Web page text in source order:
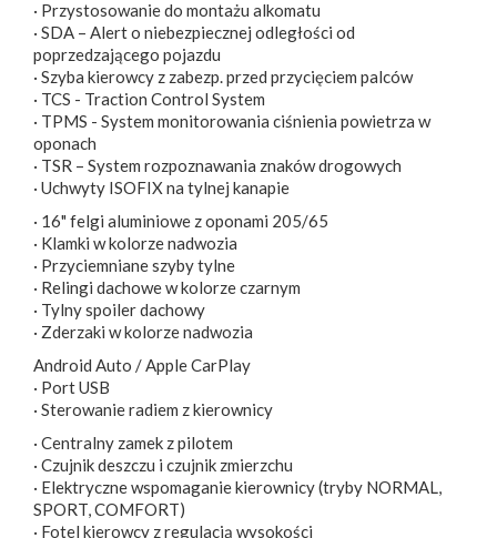
· Przystosowanie do montażu alkomatu
· SDA – Alert o niebezpiecznej odległości od
poprzedzającego pojazdu
· Szyba kierowcy z zabezp. przed przycięciem palców
· TCS - Traction Control System
· TPMS - System monitorowania ciśnienia powietrza w
oponach
· TSR – System rozpoznawania znaków drogowych
· Uchwyty ISOFIX na tylnej kanapie
· 16" felgi aluminiowe z oponami 205/65
· Klamki w kolorze nadwozia
· Przyciemniane szyby tylne
· Relingi dachowe w kolorze czarnym
· Tylny spoiler dachowy
· Zderzaki w kolorze nadwozia
Android Auto / Apple CarPlay
· Port USB
· Sterowanie radiem z kierownicy
· Centralny zamek z pilotem
· Czujnik deszczu i czujnik zmierzchu
· Elektryczne wspomaganie kierownicy (tryby NORMAL,
SPORT, COMFORT)
· Fotel kierowcy z regulacją wysokości